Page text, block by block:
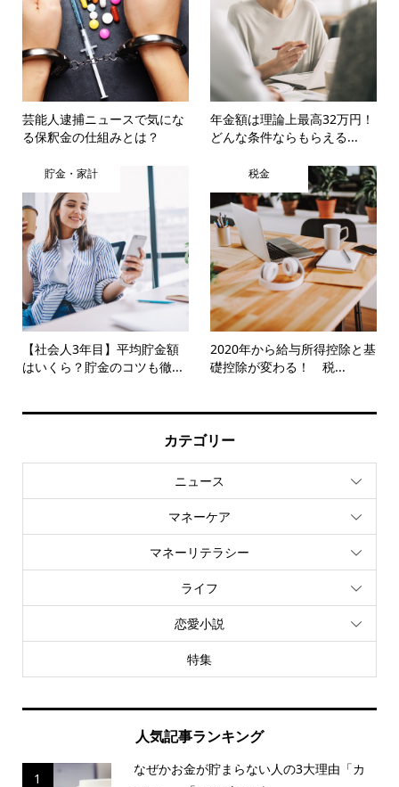
芸能人逮捕ニュースで気にな
る保釈金の仕組みとは？
年金額は理論上最高32万円！
どんな条件ならもらえる...
貯金・家計
【社会人3年目】平均貯金額
はいくら？貯金のコツも徹...
税金
2020年から給与所得控除と基
礎控除が変わる！ 税...
カテゴリー
ニュース
マネーケア
マネーリテラシー
ライフ
恋愛小説
特集
人気記事ランキング
1
なぜかお金が貯まらない人の3大理由「カ